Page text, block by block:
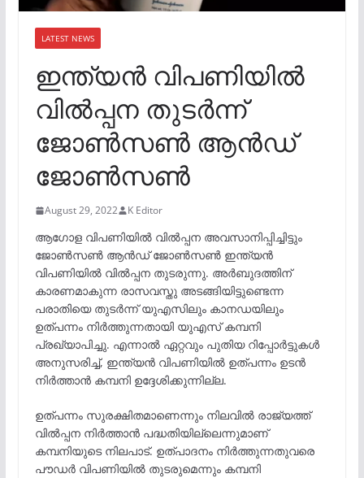
LATEST NEWS
ഇന്ത്യൻ വിപണിയിൽ
വിൽപ്പന തുടർന്ന്
ജോൺസൺ ആൻഡ്
ജോൺസൺ
August 29, 2022 K Editor
ആഗോള വിപണിയിൽ വിൽപ്പന അവസാനിപ്പിച്ചിട്ടും
ജോൺസൺ ആൻഡ് ജോൺസൺ ഇന്ത്യൻ
വിപണിയിൽ വിൽപ്പന തുടരുന്നു. അർബുദത്തിന്
കാരണമാകുന്ന രാസവസ്തു അടങ്ങിയിട്ടുണ്ടെന്ന
പരാതിയെ തുടർന്ന് യുഎസിലും കാനഡയിലും
ഉത്പന്നം നിർത്തുന്നതായി യുഎസ് കമ്പനി
പ്രഖ്യാപിച്ചു. എന്നാൽ ഏറ്റവും പുതിയ റിപ്പോർട്ടുകൾ
അനുസരിച്ച്, ഇന്ത്യൻ വിപണിയിൽ ഉത്പന്നം ഉടൻ
നിർത്താൻ കമ്പനി ഉദ്ദേശിക്കുന്നില്ല.
ഉത്പന്നം സുരക്ഷിതമാണെന്നും നിലവിൽ രാജ്യത്ത്
വിൽപ്പന നിർത്താൻ പദ്ധതിയില്ലെന്നുമാണ്
കമ്പനിയുടെ നിലപാട്. ഉത്പാദനം നിർത്തുന്നതുവരെ
പൗഡർ വിപണിയിൽ തുടരുമെന്നും കമ്പനി